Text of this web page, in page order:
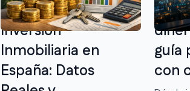
Rentabilidad de la
Inversión
Inmobiliaria en
España: Datos
guía
con